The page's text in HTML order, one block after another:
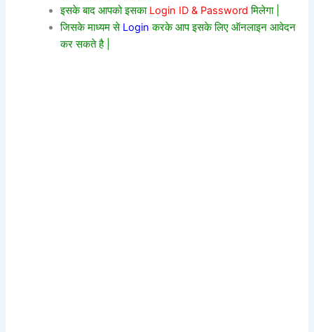
इसके बाद आपको इसका Login ID & Password मिलेगा |
जिसके माध्यम से Login करके आप इसके लिए ऑनलाइन आवेदन
कर सकते है |